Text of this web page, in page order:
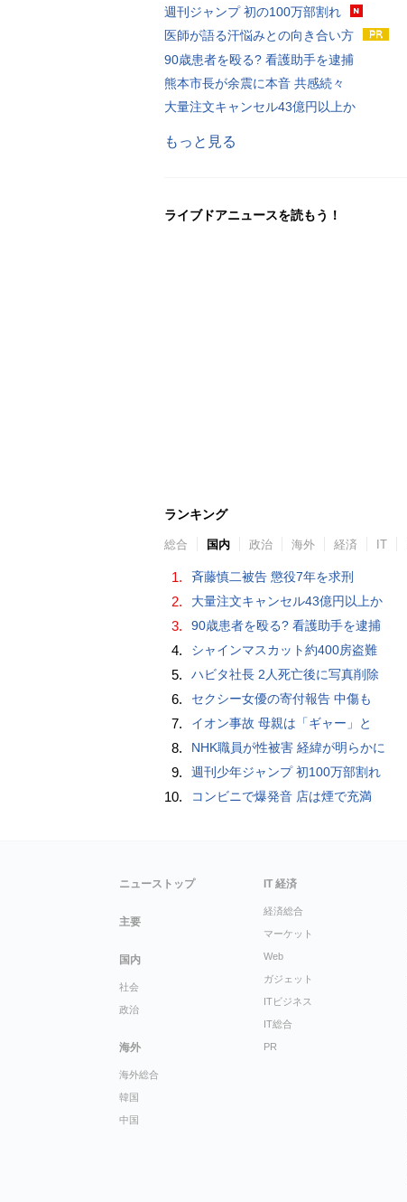
週刊ジャンプ 初の100万部割れ
医師が語る汗悩みとの向き合い方
90歳患者を殴る? 看護助手を逮捕
熊本市長が余震に本音 共感続々
大量注文キャンセル43億円以上か
もっと見る
ライブドアニュースを読もう！
ランキング
総合 国内 政治 海外 経済 IT
1. 斉藤慎二被告 懲役7年を求刑
2. 大量注文キャンセル43億円以上か
3. 90歳患者を殴る? 看護助手を逮捕
4. シャインマスカット約400房盗難
5. ハビタ社長 2人死亡後に写真削除
6. セクシー女優の寄付報告 中傷も
7. イオン事故 母親は「ギャー」と
8. NHK職員が性被害 経緯が明らかに
9. 週刊少年ジャンプ 初100万部割れ
10. コンビニで爆発音 店は煙で充満
ニューストップ
主要
国内
社会
政治
海外
海外総合
韓国
中国
IT 経済
経済総合
マーケット
Web
ガジェット
ITビジネス
IT総合
PR